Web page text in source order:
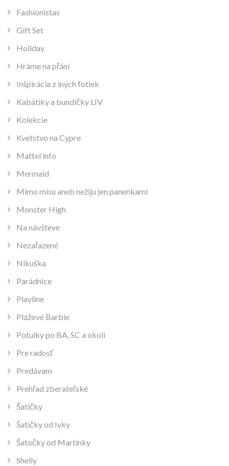
Fashionistas
Gift Set
Holiday
Hráme na přání
Inšpirácia z iných fotiek
Kabátiky a bundičky LIV
Kolekcie
Kvetstvo na Cypre
Mattel info
Mermaid
Mimo mísu aneb nežiju jen panenkami
Monster High
Na návšteve
Nezařazené
Nikuška
Parádnice
Playline
Plážové Barbie
Potulky po BA, SC a okolí
Pre radosť
Predávam
Prehľad zberateľské
Šatičky
Šatičky od Ivky
Šatočky od Martinky
Shelly